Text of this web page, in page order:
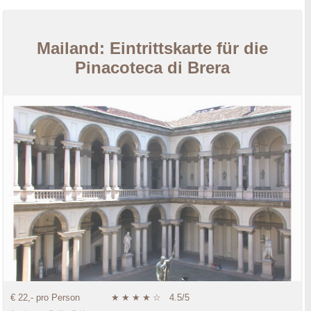
Mailand: Eintrittskarte für die
Pinacoteca di Brera
€ 22,- pro Person ★ ★ ★ ★ ☆ 4.5/5